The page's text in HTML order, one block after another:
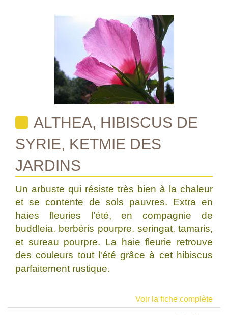
ALTHEA, HIBISCUS DE
SYRIE, KETMIE DES
JARDINS
Un arbuste qui résiste très bien à la chaleur
et se contente de sols pauvres. Extra en
haies fleuries l’été, en compagnie de
buddleia, berbéris pourpre, seringat, tamaris,
et sureau pourpre. La haie fleurie retrouve
des couleurs tout l'été grâce à cet hibiscus
parfaitement rustique.
Voir la fiche complète